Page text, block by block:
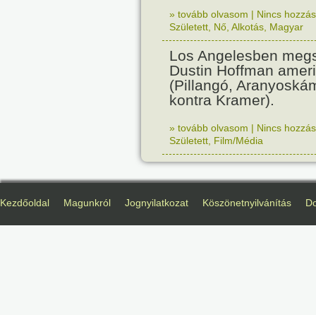
» tovább olvasom | Nincs
Született Nő Alkotás Magyar
Los Angelesben
Dustin Hoffman
(Pillangó,
kontra Kramer).
» tovább olvasom | Nincs
Született Film/Média
Kezdőoldal Magunkról Jognyilatkozat Köszönetnyilvánítás